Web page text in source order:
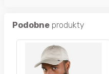
Podobne produkty